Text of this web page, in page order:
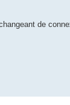
de